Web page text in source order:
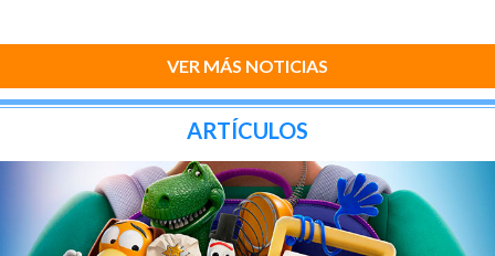
VER MÁS NOTICIAS
ARTÍCULOS